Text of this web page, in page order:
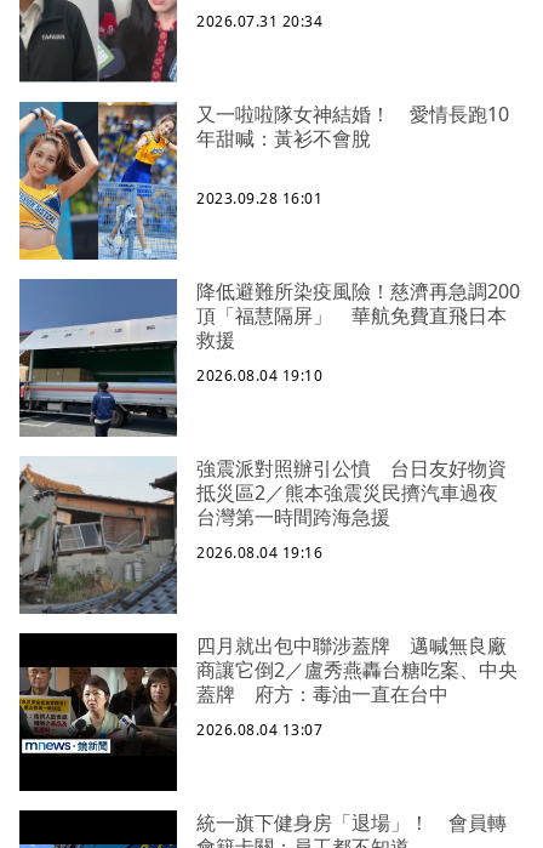
2026.07.31 20:34
又一啦啦隊女神結婚！ 愛情長跑10
年甜喊：黃衫不會脫
2023.09.28 16:01
降低避難所染疫風險！慈濟再急調200
頂「福慧隔屏」 華航免費直飛日本
救援
2026.08.04 19:10
強震派對照辦引公憤 台日友好物資
抵災區2／熊本強震災民擠汽車過夜
台灣第一時間跨海急援
2026.08.04 19:16
四月就出包中聯涉蓋牌 邁喊無良廠
商讓它倒2／盧秀燕轟台糖吃案、中央
蓋牌 府方：毒油一直在台中
2026.08.04 13:07
統一旗下健身房「退場」！ 會員轉